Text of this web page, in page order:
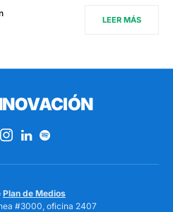
LEER MÁS
Plan de Medios
#3000, oficina 2407